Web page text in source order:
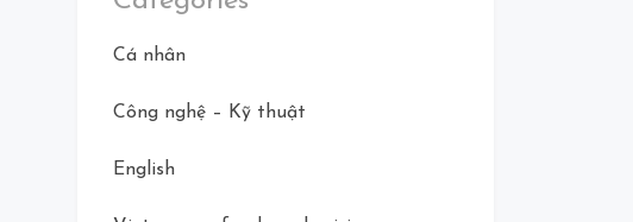
Cá nhân
Công nghệ – Kỹ thuật
English